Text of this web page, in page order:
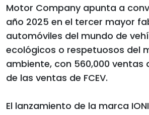
Motor Company apunta a
año 2025 en el tercer mayor
automóviles del mundo de
ecológicos o respetuosos del
ambiente, con 560,000 ventas
de las ventas de FCEV.
El lanzamiento de la marca